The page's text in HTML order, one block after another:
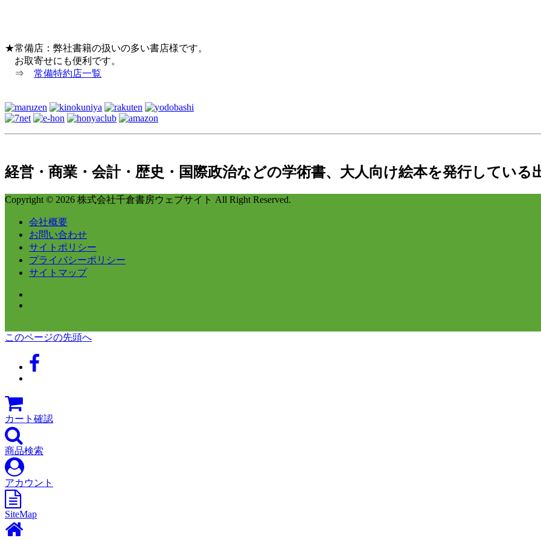
★常備店：弊社書籍の扱いの多い書店様です。
お取寄せにも便利です。
⇒ 常備特約店一覧
経営・商業・会計・歴史・国際政治などの学術書、大人向け絵本を発行している
Copyright © 2026 株式会社千倉書房ウェブサイト All Right Reserved.
会社概要
お問い合わせ
サイトポリシー
プライバシーポリシー
サイトマップ
このページの先頭へ
カート確認
商品検索
アカウント
SiteMap